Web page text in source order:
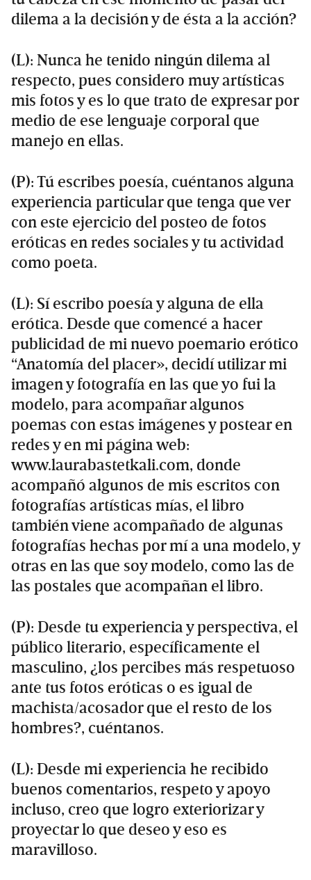
dilema a la decisión y de ésta a la acción?
(L): Nunca he tenido ningún dilema al
respecto, pues considero muy artísticas
mis fotos y es lo que trato de expresar por
medio de ese lenguaje corporal que
manejo en ellas.
(P): Tú escribes poesía, cuéntanos alguna
experiencia particular que tenga que ver
con este ejercicio del posteo de fotos
eróticas en redes sociales y tu actividad
como poeta.
(L): Sí escribo poesía y alguna de ella
erótica. Desde que comencé a hacer
publicidad de mi nuevo poemario erótico
“Anatomía del placer», decidí utilizar mi
imagen y fotografía en las que yo fui la
modelo, para acompañar algunos
poemas con estas imágenes y postear en
redes y en mi página web:
www.laurabastetkali.com, donde
acompañó algunos de mis escritos con
fotografías artísticas mías, el libro
también viene acompañado de algunas
fotografías hechas por mí a una modelo, y
otras en las que soy modelo, como las de
las postales que acompañan el libro.
(P): Desde tu experiencia y perspectiva, el
público literario, específicamente el
masculino, ¿los percibes más respetuoso
ante tus fotos eróticas o es igual de
machista/acosador que el resto de los
hombres?, cuéntanos.
(L): Desde mi experiencia he recibido
buenos comentarios, respeto y apoyo
incluso, creo que logro exteriorizar y
proyectar lo que deseo y eso es
maravilloso.